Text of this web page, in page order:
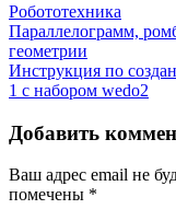
Робототехника
Навигация
по
записям
Параллелограмм,
геометрии
Инструкция по
1 с набором wedo2
Добавить
Ваш адрес email не
помечены *